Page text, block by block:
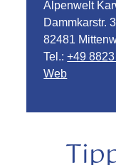
Alpenwelt
Dammkarstr. 3
82481
Tel.:+49
Web